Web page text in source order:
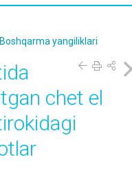
Boshqarma yangiliklari
chet el